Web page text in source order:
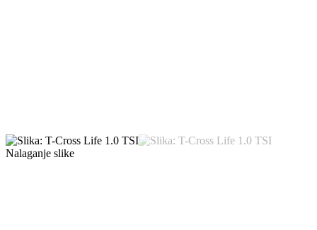
Nalaganje slike